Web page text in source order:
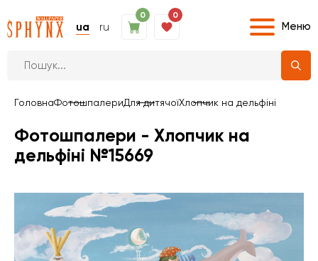
ua ru
0 0
Меню
ГоловнаФотошпалериДля дитячоїХлопчик на дельфіні
Фотошпалери - Хлопчик на
дельфіні №15669